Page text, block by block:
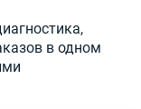
в одном